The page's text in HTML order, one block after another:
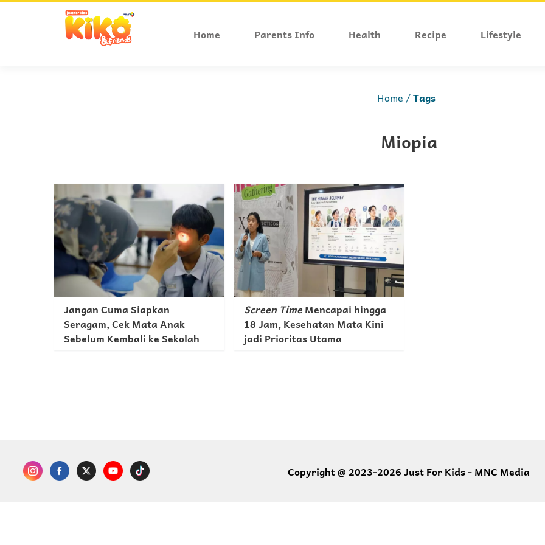
Home Parents Info Health Recipe Lifestyle
Home Tags
Miopia
Jangan Cuma Siapkan
Seragam, Cek Mata Anak
Sebelum Kembali ke Sekolah
Screen TimeMencapai hingga
18 Jam, Kesehatan Mata Kini
jadi Prioritas Utama
Copyright @ 2023-2026 Just For Kids - MNC Media